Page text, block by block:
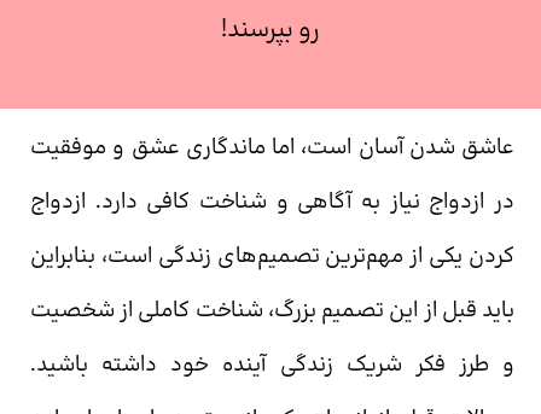
رو بپرسند!
عاشق شدن آسان است، اما ماندگاری عشق و موفقیت
در ازدواج نیاز به آگاهی و شناخت کافی دارد. ازدواج
کردن یکی از مهم‌ترین تصمیم‌های زندگی است، بنابراین
باید قبل از این تصمیم بزرگ، شناخت کاملی از شخصیت
و طرز فکر شریک زندگی آینده خود داشته باشید.